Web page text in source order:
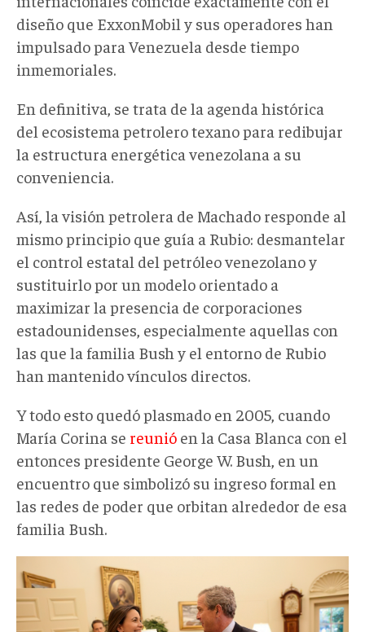
diseño que ExxonMobil y sus operadores han
impulsado para Venezuela desde tiempo
inmemoriales.
En definitiva, se trata de la agenda histórica
del ecosistema petrolero texano para redibujar
la estructura energética venezolana a su
conveniencia.
Así, la visión petrolera de Machado responde al
mismo principio que guía a Rubio: desmantelar
el control estatal del petróleo venezolano y
sustituirlo por un modelo orientado a
maximizar la presencia de corporaciones
estadounidenses, especialmente aquellas con
las que la familia Bush y el entorno de Rubio
han mantenido vínculos directos.
Y todo esto quedó plasmado en 2005, cuando
María Corina se reunió en la Casa Blanca con el
entonces presidente George W. Bush, en un
encuentro que simbolizó su ingreso formal en
las redes de poder que orbitan alrededor de esa
familia Bush.
machado
bush
jr